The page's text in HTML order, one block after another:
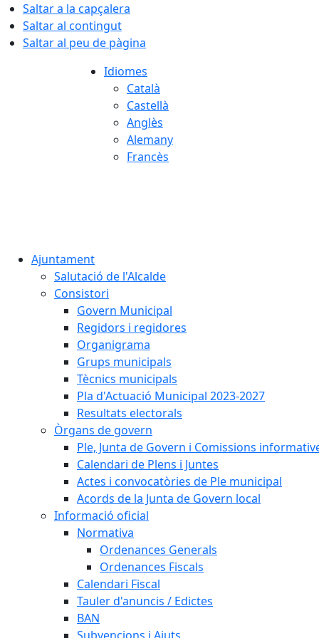
Saltar a la capçalera
Saltar al contingut
Saltar al peu de pàgina
Idiomes
Català
Castellà
Anglès
Alemany
Francès
Ajuntament
Salutació de l'Alcalde
Consistori
Govern Municipal
Regidors i regidores
Organigrama
Grups municipals
Tècnics municipals
Pla d'Actuació Municipal 2023-2027
Resultats electorals
Òrgans de govern
Ple, Junta de Govern i Comissions
Calendari de Plens i Juntes
Actes i convocatòries de Ple municipal
Acords de la Junta de Govern local
Informació oficial
Normativa
Ordenances Generals
Ordenances Fiscals
Calendari Fiscal
Tauler d'anuncis / Edictes
BAN